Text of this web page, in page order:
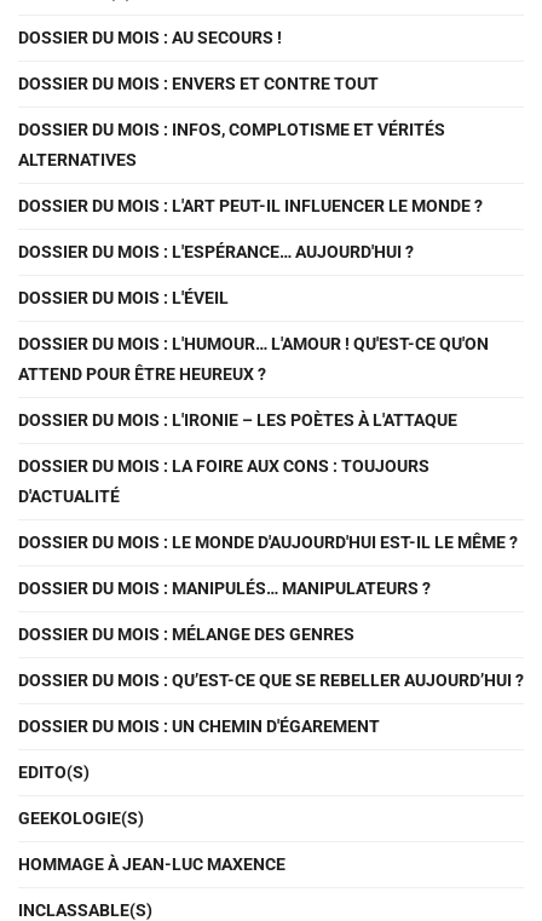
DOSSIER DU MOIS : AU SECOURS !
DOSSIER DU MOIS : ENVERS ET CONTRE TOUT
DOSSIER DU MOIS : INFOS, COMPLOTISME ET VÉRITÉS
ALTERNATIVES
DOSSIER DU MOIS : L'ART PEUT-IL INFLUENCER LE MONDE ?
DOSSIER DU MOIS : L'ESPÉRANCE… AUJOURD'HUI ?
DOSSIER DU MOIS : L'ÉVEIL
DOSSIER DU MOIS : L'HUMOUR… L'AMOUR ! QU'EST-CE QU'ON
ATTEND POUR ÊTRE HEUREUX ?
DOSSIER DU MOIS : L'IRONIE – LES POÈTES À L'ATTAQUE
DOSSIER DU MOIS : LA FOIRE AUX CONS : TOUJOURS
D'ACTUALITÉ
DOSSIER DU MOIS : LE MONDE D'AUJOURD'HUI EST-IL LE MÊME ?
DOSSIER DU MOIS : MANIPULÉS… MANIPULATEURS ?
DOSSIER DU MOIS : MÉLANGE DES GENRES
DOSSIER DU MOIS : QU’EST-CE QUE SE REBELLER AUJOURD’HUI ?
DOSSIER DU MOIS : UN CHEMIN D'ÉGAREMENT
EDITO(S)
GEEKOLOGIE(S)
HOMMAGE À JEAN-LUC MAXENCE
INCLASSABLE(S)